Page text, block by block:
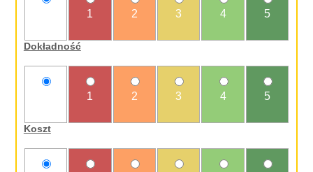
1 2 3 4 5
Dokładność
1 2 3 4 5
Koszt